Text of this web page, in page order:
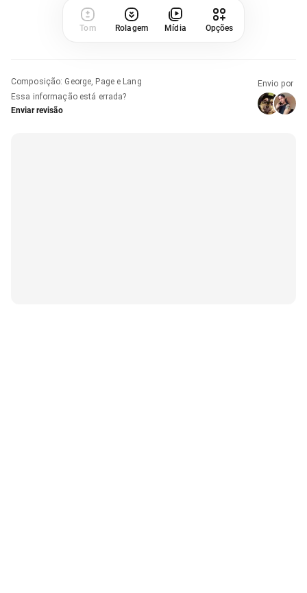
Tom Rolagem Mídia Opções
Composição: George, Page e Lang
Essa informação está errada?
Enviar revisão
Envio por